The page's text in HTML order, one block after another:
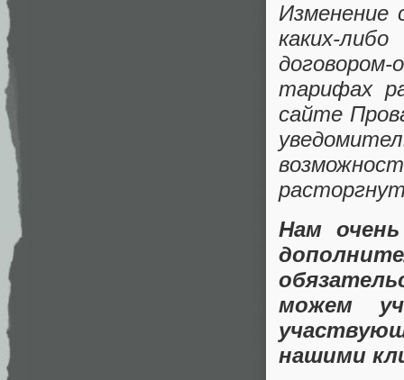
Изменение
каких-
тарифах
сайте
Нам
можем
нашими